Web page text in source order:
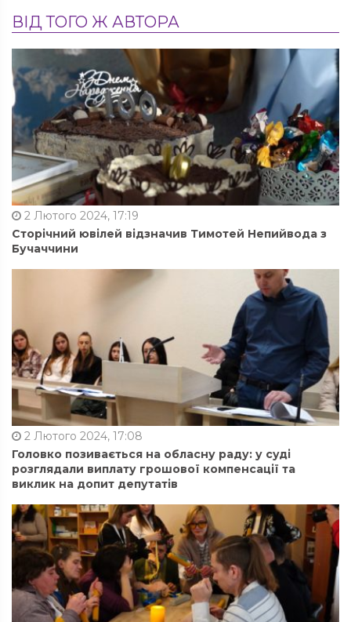
ВІД ТОГО Ж АВТОРА
2 Лютого 2024, 17:19
Сторічний ювілей відзначив Тимотей Непийвода з
Бучаччини
2 Лютого 2024, 17:08
Головко позивається на обласну раду: у суді
розглядали виплату грошової компенсації та
виклик на допит депутатів